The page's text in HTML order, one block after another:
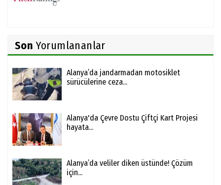
Son Yorumlananlar
Alanya’da jandarmadan motosiklet
sürücülerine ceza...
Alanya'da Çevre Dostu Çiftçi Kart Projesi
hayata...
Alanya’da veliler diken üstünde! Çözüm
için...